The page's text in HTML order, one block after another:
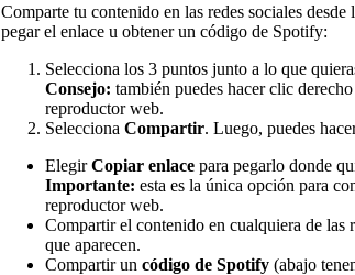
Comparte tu contenido en las redes sociales
pegar el enlace u obtener un código de Spotify:
Selecciona los 3 puntos junto a lo que
Consejo: también puedes hacer clic
reproductor web.
Selecciona Compartir. Luego, puedes
ElegirCopiar enlace para pegarlo donde
Importante: esta es la única opción para
reproductor web.
Compartir el contenido en cualquiera de las
que aparecen.
Compartir un código de Spotify (abajo